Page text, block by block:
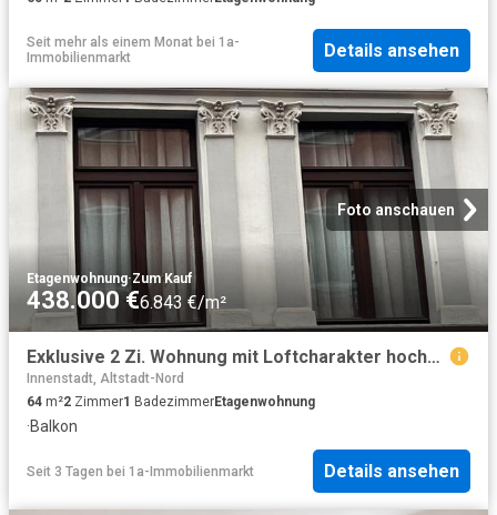
Seit mehr als einem Monat bei 1a-
Immobilienmarkt
Details ansehen
Foto anschauen
Etagenwohnung·Zum Kauf
438.000 €6.843 €/m²
Exklusive 2 Zi. Wohnung mit Loftcharakter hochwertig ausgestattet
Innenstadt, Altstadt-Nord
64 m²2 Zimmer1 BadezimmerEtagenwohnung
·Balkon
Seit 3 Tagen bei 1a-Immobilienmarkt Details ansehen